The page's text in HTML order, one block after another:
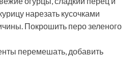
нарезать кусочками
Покрошить перо зеленого
перемешать, добавить